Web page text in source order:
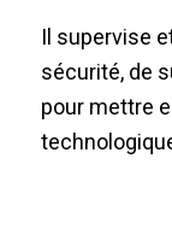
Il supervise
sécurité, de
pour mettre